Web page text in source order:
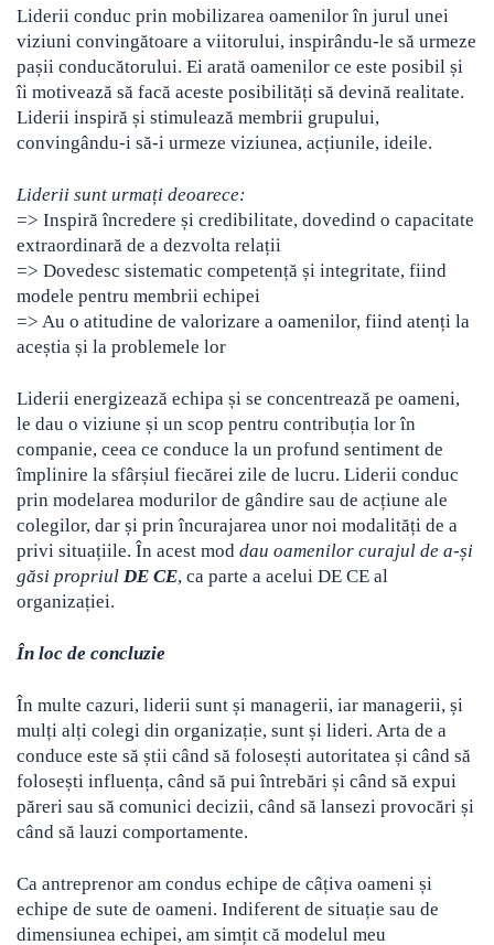
Liderii conduc prin mobilizarea oamenilor în jurul unei
viziuni convingătoare a viitorului, inspirându-le să urmeze
pașii conducătorului. Ei arată oamenilor ce este posibil și
îi motivează să facă aceste posibilități să devină realitate.
Liderii inspiră și stimulează membrii grupului,
convingându-i să-i urmeze viziunea, acțiunile, ideile.
Liderii sunt urmați deoarece:
=> Inspiră încredere și credibilitate, dovedind o capacitate
extraordinară de a dezvolta relații
=> Dovedesc sistematic competență și integritate, fiind
modele pentru membrii echipei
=> Au o atitudine de valorizare a oamenilor, fiind atenți la
aceștia și la problemele lor
Liderii energizează echipa și se concentrează pe oameni,
le dau o viziune și un scop pentru contribuția lor în
companie, ceea ce conduce la un profund sentiment de
împlinire la sfârșiul fiecărei zile de lucru. Liderii conduc
prin modelarea modurilor de gândire sau de acțiune ale
colegilor, dar și prin încurajarea unor noi modalități de a
privi situațiile. În acest mod dau oamenilor curajul de a-și
găsi propriul DE CE, ca parte a acelui DE CE al
organizației.
În loc de concluzie
În multe cazuri, liderii sunt și managerii, iar managerii, și
mulți alți colegi din organizație, sunt și lideri. Arta de a
conduce este să știi când să folosești autoritatea și când să
folosești influența, când să pui întrebări și când să expui
păreri sau să comunici decizii, când să lansezi provocări și
când să lauzi comportamente.
Ca antreprenor am condus echipe de câțiva oameni și
echipe de sute de oameni. Indiferent de situație sau de
dimensiunea echipei, am simțit că modelul meu